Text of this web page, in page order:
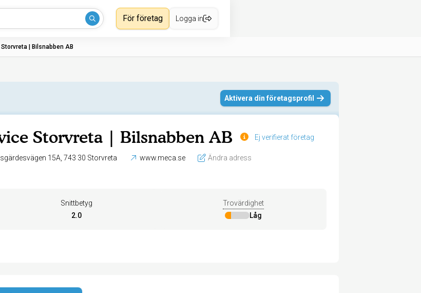
För företag Logga in
| Bilsnabben AB
Aktivera din företagsprofil
Storvreta | Bilsnabben AB Ej verifierat företag
Kilsgärdesvägen 15A, 743 30 Storvreta www.meca.se Ändra adress
Snittbetyg
2.0
Trovärdighet
Låg